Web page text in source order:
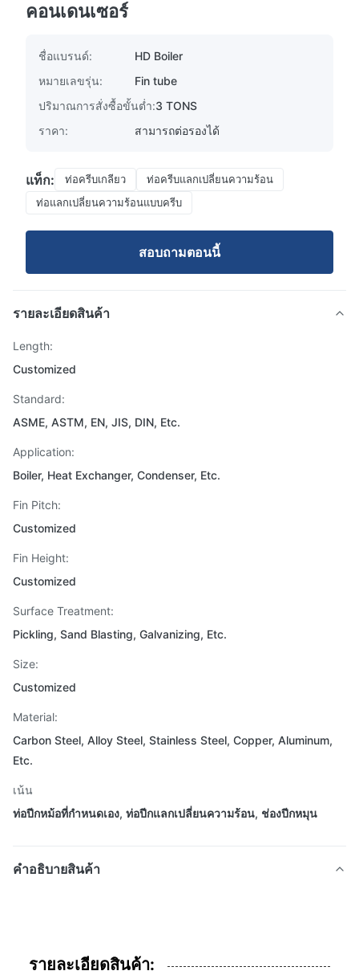
คอนเดนเซอร์
ชื่อแบรนด์:
HD Boiler
หมายเลขรุ่น:
Fin tube
ปริมาณการสั่งซื้อขั้นต่ำ:3 TONS
ราคา:
สามารถต่อรองได้
แท็ก: ท่อครีบเกลียว
ท่อครีบแลกเปลี่ยนความร้อน
ท่อแลกเปลี่ยนความร้อนแบบครีบ
สอบถามตอนนี้
รายละเอียดสินค้า
Length:
Customized
Standard:
ASME, ASTM, EN, JIS, DIN, Etc.
Application:
Boiler, Heat Exchanger, Condenser, Etc.
Fin Pitch:
Customized
Fin Height:
Customized
Surface Treatment:
Pickling, Sand Blasting, Galvanizing, Etc.
Size:
Customized
Material:
Carbon Steel, Alloy Steel, Stainless Steel, Copper, Aluminum,
Etc.
เน้น
ท่อปีกหม้อที่กําหนดเอง, ท่อปีกแลกเปลี่ยนความร้อน, ช่องปีกหมุน
คําอธิบายสินค้า
รายละเอียดสินค้า: